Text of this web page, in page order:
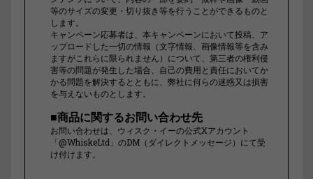
等のサイズの変更・切り抜き等を行うことができるものと
します。
キャンペーン応募者は、本キャンペーンにおいて投稿、ア
ップロードした一切の情報（文字情報、画像情報等を含み
ますがこれらに限られません）について、第三者の権利侵
害等の問題が発生した場合、自己の費用と責任においてか
かる問題を解決するとともに、弊社に何らの迷惑又は損害
を与えないものとします。
■商品に関するお問い合わせ先
お問い合わせは、ウィスク・イーの公式Xアカウント
「@WhiskeLtd」のDM（ダイレクトメッセージ）にて受
け付けます。